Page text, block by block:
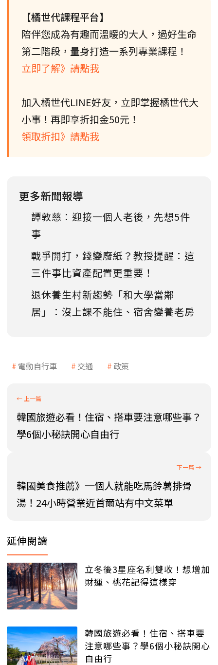
【橘世代課程平台】
陪伴您成為有趣而溫暖的大人，過好生命
第二階段，量身打造一系列專業課程！
立即了解》請點我
加入橘世代LINE好友，立即掌握橘世代大
小事！再即享折扣金50元！
領取折扣》請點我
更多新聞報導
譚敦慈：迎接一個人老後，先想5件
事
戰爭開打，錢變廢紙？教授提醒：這
三件事比資產配置更重要！
退休養生村新趨勢「和大學當鄰
居」：沒上課不能住、宿舍變養老房
電動自行車 交通 政策
韓國旅遊必看！住宿、搭車要注意哪些事？
學6個小秘訣開心自由行
韓國美食推薦》一個人就能吃馬鈴薯排骨
湯！24小時營業近首爾站有中文菜單
延伸閱讀
立冬後3星座名利雙收！想增加
財運、桃花記得這樣穿
韓國旅遊必看！住宿、搭車要
注意哪些事？學6個小秘訣開心
自由行